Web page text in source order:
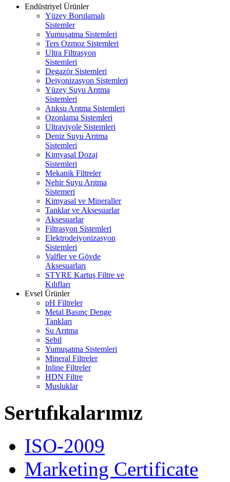
Endüstriyel Ürünler
Yüzey Borulamalı
Sistemler
Yumuşatma Sistemleri
Ters Ozmoz Sistemleri
Ultra Filtrasyon
Sistemleri
Degazör Sistemleri
Deiyonizasyon Sistemleri
Yüzey Suyu Arıtma
Sistemleri
Atıksu Arıtma Sistemleri
Ozonlama Sistemleri
Ultraviyole Sistemleri
Deniz Suyu Arıtma
Sistemleri
Kimyasal Dozaj
Sistemleri
Mekanik Filtreler
Nehir Suyu Arıtma
Sistemeri
Kimyasal ve Mineraller
Tanklar ve Aksesuarlar
Aksesuarlar
Filtrasyon Sistemleri
Elektrodeiyonizasyon
Sistemleri
Valfler ve Gövde
Aksesuarları
STYRE Kartuş Filtre ve
Kılıfları
Evsel Ürünler
pH Filtreler
Metal Basınç Denge
Tankları
Su Arıtma
Sebil
Yumuşatma Sistemleri
Mineral Filtreler
Inline Filtreler
HDN Filtre
Musluklar
Sertıfıkalarımız
ISO-2009
Marketing Certificate